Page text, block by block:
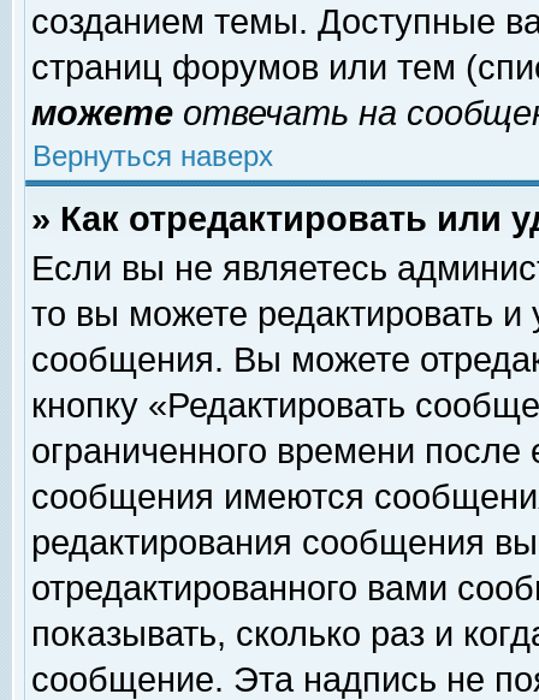
созданием темы. Доступные
страниц форумов или тем
можете отвечать на
Вернуться наверх
» Как отредактировать или
Если вы не являетесь
то вы можете редактировать и
сообщения. Вы можете
кнопку «Редактировать
ограниченного времени
сообщения имеются
редактирования сообщения
отредактированного вами
показывать, сколько раз и
сообщение. Эта надпись не